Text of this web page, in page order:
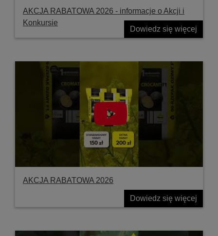
AKCJA RABATOWA 2026 - informacje o Akcji i
Konkursie
Dowiedz się więcej
AKCJA RABATOWA 2026
Dowiedz się więcej